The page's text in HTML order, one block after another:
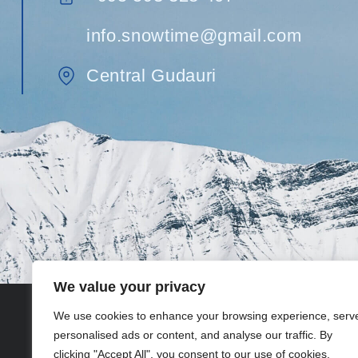
We value your privacy
We use cookies to enhance your browsing experience,
personalised ads or content, and analyse our traffic. By
clicking "Accept All", you consent to our use of cookies.
info.snowtime@gmail.com
Central Gudauri